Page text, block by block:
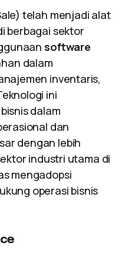
telah menjadi alat
berbagai sektor
software
dalam
inventaris,
ini
dalam
dan
dengan lebih
industri utama di
mengadopsi
operasi bisnis